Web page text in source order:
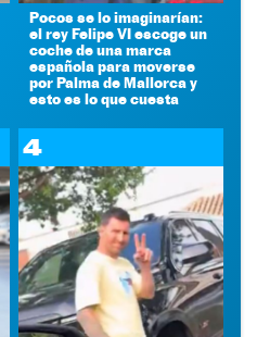
Pocos se lo imaginarían:
el rey Felipe VI escoge un
coche de una marca
española para moverse
por Palma de Mallorca y
esto es lo que cuesta
4